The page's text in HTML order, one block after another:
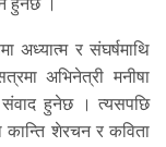
हुनेछ ।
अध्यात्म र संघर्षमाथि
अभिनेत्री मनीषा
हुनेछ । त्यसपछि
कान्ति शेरचन र कविता